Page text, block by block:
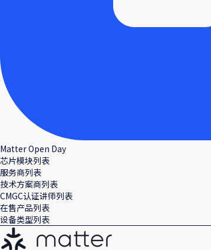
Matter Open Day
芯片模块列表
服务商列表
技术方案商列表
CMGC认证讲师列表
在售产品列表
设备类型列表